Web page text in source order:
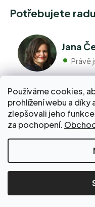
Používáme cookies,
prohlížení webu a
zlepšovali jeho
za pochopení.
Nakupte za 2 000 Kč
Potřebujete
Jana
Právě
+420 776 298
Volejte pondělí -
Napište nám
hodin.
Copyright 2026
práva